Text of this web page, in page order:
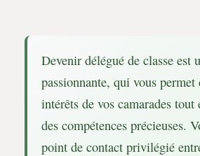
Devenir délégué de classe est
passionnante, qui vous permet
intérêts de vos camarades tout
des compétences précieuses.
point de contact privilégié